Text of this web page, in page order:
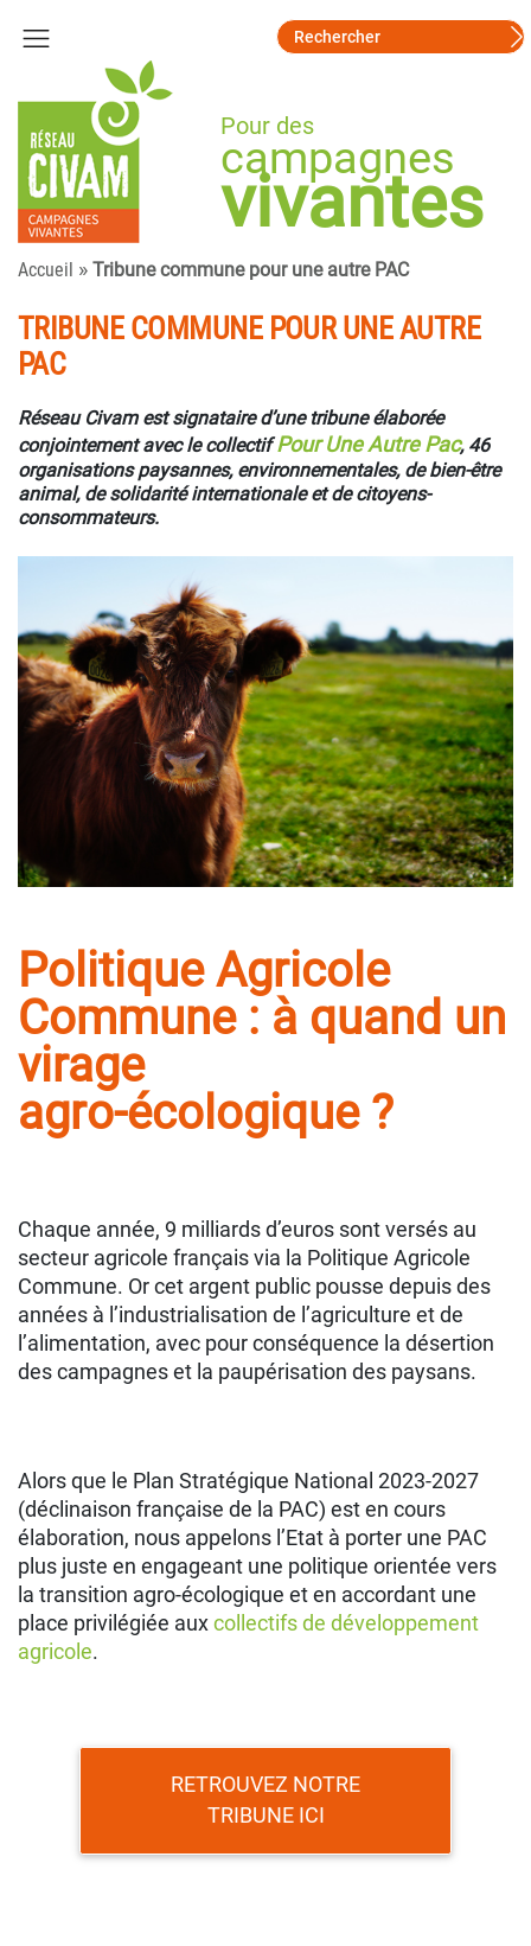
Pour des
campagnes
vivantes
Accueil » Tribune commune pour une autre PAC
TRIBUNE COMMUNE POUR UNE AUTRE
PAC
Réseau Civam est signataire d’une tribune élaborée
conjointement avec le collectifPour Une Autre Pac, 46
organisations paysannes, environnementales, de bien-être
animal, de solidarité internationale et de citoyens-
consommateurs.
Politique Agricole
Commune : à quand un
virage
agro-écologique ?
Chaque année, 9 milliards d’euros sont versés au
secteur agricole français via la Politique Agricole
Commune. Or cet argent public pousse depuis des
années à l’industrialisation de l’agriculture et de
l’alimentation, avec pour conséquence la désertion
des campagnes et la paupérisation des paysans.
Alors que le Plan Stratégique National 2023-2027
(déclinaison française de la PAC) est en cours
élaboration, nous appelons l’Etat à porter une PAC
plus juste en engageant une politique orientée vers
la transition agro-écologique et en accordant une
place privilégiée auxcollectifs de développement
agricole.
RETROUVEZ NOTRE
TRIBUNE ICI